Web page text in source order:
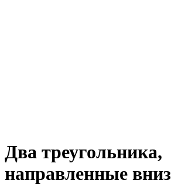
Два треугольника,
направленные вниз